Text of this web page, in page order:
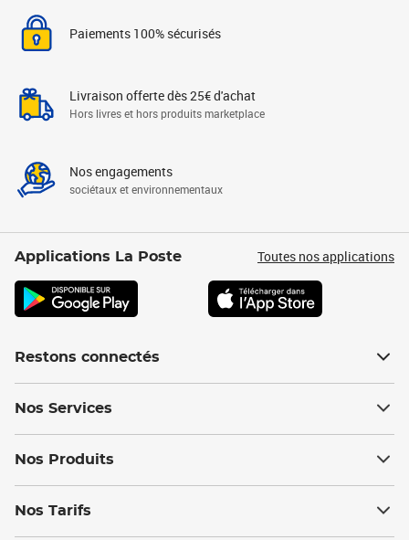
Paiements 100% sécurisés
Livraison offerte dès 25€ d'achat
Hors livres et hors produits marketplace
Nos engagements
sociétaux et environnementaux
Applications La Poste Toutes nos applications
Restons connectés
Nos Services
Nos Produits
Nos Tarifs